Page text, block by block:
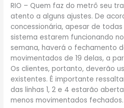
RIO – Quem faz do metrô seu
atento a alguns ajustes. De
concessionária, apesar de
sistema estarem funcionando
semana, haverá o fechamento
movimentados de 19 delas, a
Os clientes, portanto, deverão
existentes. É importante
das linhas 1, 2 e 4 estarão
menos movimentados fechados.